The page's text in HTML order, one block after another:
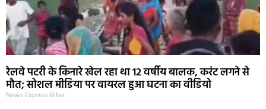
रेलवे पटरी के किनारे खेल रहा था 12 वर्षीय बालक, करंट लगने से
मौत; सोशल मीडिया पर वायरल हुआ घटना का वीडियो
News Express Bihar